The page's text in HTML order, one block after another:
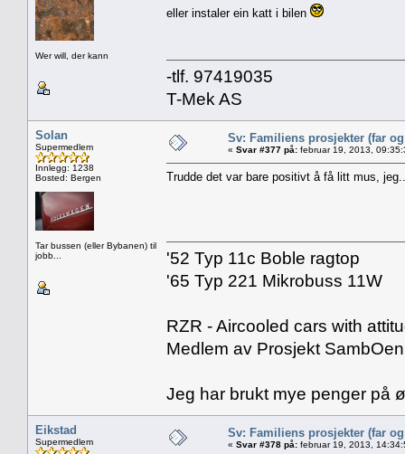
Wer will, der kann
eller instaler ein katt i bilen
-tlf. 97419035
T-Mek AS
Solan
Supermedlem
Innlegg: 1238
Bosted: Bergen
Tar bussen (eller Bybanen) til
jobb...
Sv: Familiens prosjekter (far
« Svar #377 på: februar 19, 2013,
Trudde det var bare positivt å få litt mus,
'52 Typ 11c Boble ragtop
'65 Typ 221 Mikrobuss 11W
RZR - Aircooled cars with
Medlem av Prosjekt
Jeg har brukt mye penger på
Eikstad
Supermedlem
Sv: Familiens prosjekter (far
« Svar #378 på: februar 19, 2013,